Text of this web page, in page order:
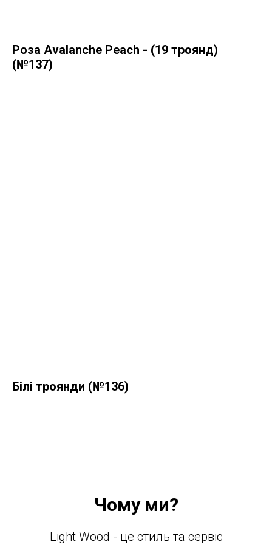
Роза Avalanche Peach - (19 троянд)
(№137)
Білі троянди (№136)
Чому ми?
Light Wood - це стиль та сервіс